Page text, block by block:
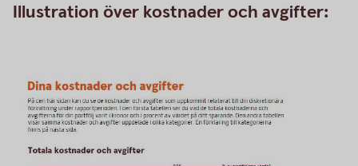
Illustration över kostnader och avgifter: